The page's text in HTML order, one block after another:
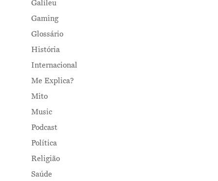
Galileu
Gaming
Glossário
História
Internacional
Me Explica?
Mito
Music
Podcast
Política
Religião
Saúde